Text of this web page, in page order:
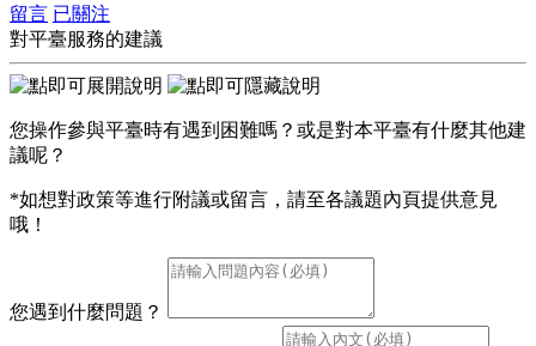
留言 已關注
對平臺服務的建議
您操作參與平臺時有遇到困難嗎？或是對本平臺有什麼其他建
議呢？
*如想對政策等進行附議或留言，請至各議題內頁提供意見
哦！
您遇到什麼問題？